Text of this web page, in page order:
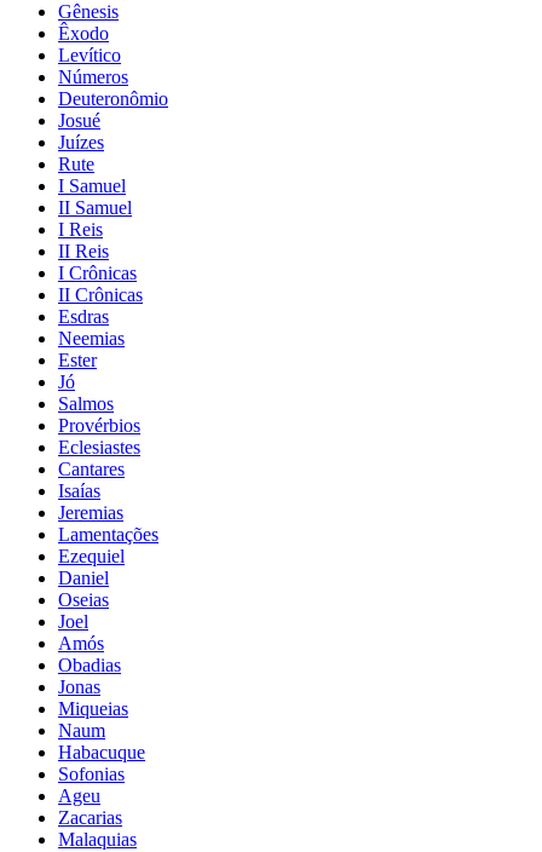
Gênesis
Êxodo
Levítico
Números
Deuteronômio
Josué
Juízes
Rute
I Samuel
II Samuel
I Reis
II Reis
I Crônicas
II Crônicas
Esdras
Neemias
Ester
Jó
Salmos
Provérbios
Eclesiastes
Cantares
Isaías
Jeremias
Lamentações
Ezequiel
Daniel
Oseias
Joel
Amós
Obadias
Jonas
Miqueias
Naum
Habacuque
Sofonias
Ageu
Zacarias
Malaquias